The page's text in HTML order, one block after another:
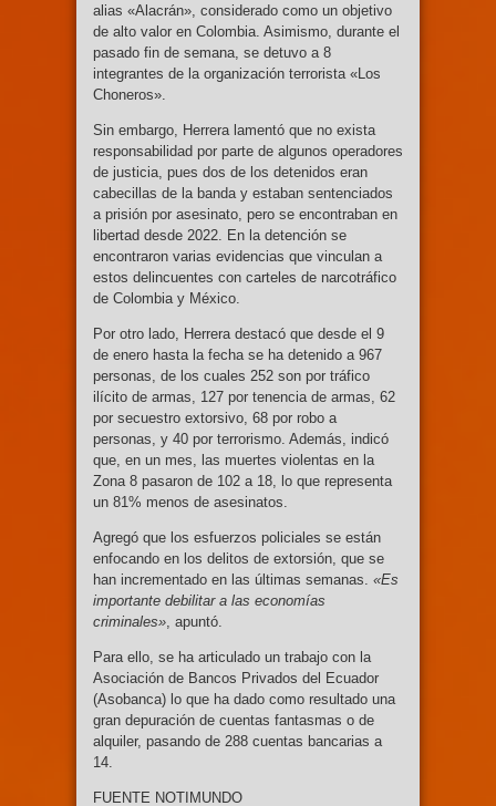
alias «Alacrán», considerado como un objetivo
de alto valor en Colombia. Asimismo, durante el
pasado fin de semana, se detuvo a 8
integrantes de la organización terrorista «Los
Choneros».
Sin embargo, Herrera lamentó que no exista
responsabilidad por parte de algunos operadores
de justicia, pues dos de los detenidos eran
cabecillas de la banda y estaban sentenciados
a prisión por asesinato, pero se encontraban en
libertad desde 2022. En la detención se
encontraron varias evidencias que vinculan a
estos delincuentes con carteles de narcotráfico
de Colombia y México.
Por otro lado, Herrera destacó que desde el 9
de enero hasta la fecha se ha detenido a 967
personas, de los cuales 252 son por tráfico
ilícito de armas, 127 por tenencia de armas, 62
por secuestro extorsivo, 68 por robo a
personas, y 40 por terrorismo. Además, indicó
que, en un mes, las muertes violentas en la
Zona 8 pasaron de 102 a 18, lo que representa
un 81% menos de asesinatos.
Agregó que los esfuerzos policiales se están
enfocando en los delitos de extorsión, que se
han incrementado en las últimas semanas. «Es
importante debilitar a las economías
criminales», apuntó.
Para ello, se ha articulado un trabajo con la
Asociación de Bancos Privados del Ecuador
(Asobanca) lo que ha dado como resultado una
gran depuración de cuentas fantasmas o de
alquiler, pasando de 288 cuentas bancarias a
14.
FUENTE NOTIMUNDO